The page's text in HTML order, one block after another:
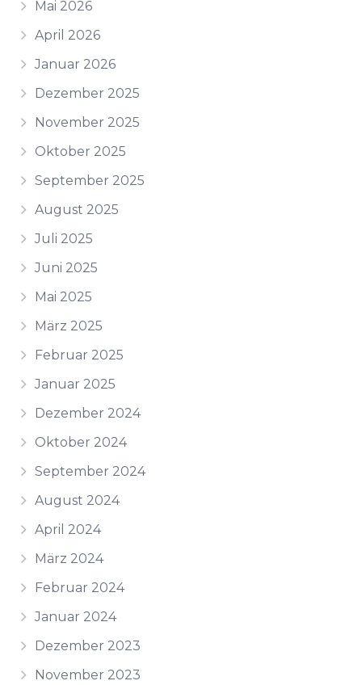
Mai 2026
April 2026
Januar 2026
Dezember 2025
November 2025
Oktober 2025
September 2025
August 2025
Juli 2025
Juni 2025
Mai 2025
März 2025
Februar 2025
Januar 2025
Dezember 2024
Oktober 2024
September 2024
August 2024
April 2024
März 2024
Februar 2024
Januar 2024
Dezember 2023
November 2023